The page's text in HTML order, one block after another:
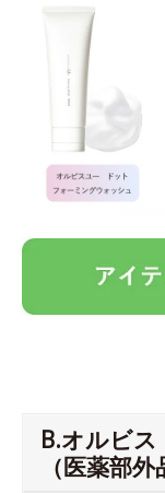
B.オルビ
（医薬部外